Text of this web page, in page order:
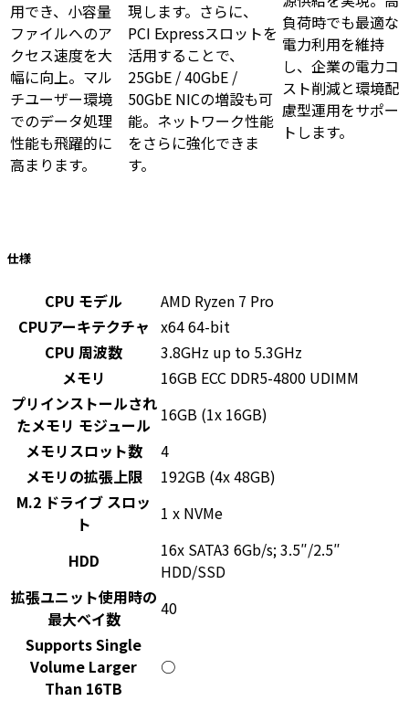
用でき、小容量
ファイルへのア
クセス速度を大
幅に向上。マル
チユーザー環境
でのデータ処理
性能も飛躍的に
高まります。
現します。さらに、
PCI Expressスロットを
活用することで、
25GbE / 40GbE /
50GbE NICの増設も可
能。ネットワーク性能
をさらに強化できま
す。
負荷時でも最適な
電力利用を維持
し、企業の電力コ
スト削減と環境配
慮型運用をサポー
トします。
仕様
CPU モデル
AMD Ryzen 7 Pro
CPUアーキテクチャ x64 64-bit
CPU 周波数
3.8GHz up to 5.3GHz
メモリ
16GB ECC DDR5-4800 UDIMM
プリインストールされ
たメモリ モジュール 16GB (1x 16GB)
メモリスロット数
4
メモリの拡張上限
192GB (4x 48GB)
M.2 ドライブ スロッ
ト
1 x NVMe
HDD
16x SATA3 6Gb/s; 3.5″/2.5″
HDD/SSD
拡張ユニット使用時の
最大ベイ数
40
Supports Single
Volume Larger
Than 16TB
○